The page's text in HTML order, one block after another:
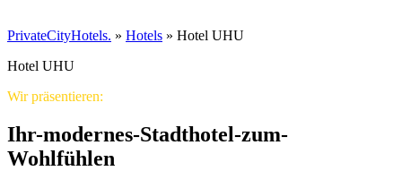
PrivateCityHotels. » Hotels » Hotel UHU
Hotel UHU
Wir präsentieren:
Ihr-modernes-Stadthotel-zum-
Wohlfühlen